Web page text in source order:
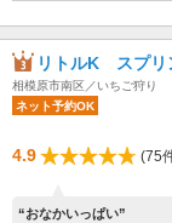
リトルK スプ
相模原市南区／いちご狩り
ネット予約OK
4.9 (75
“おなかいっぱい”